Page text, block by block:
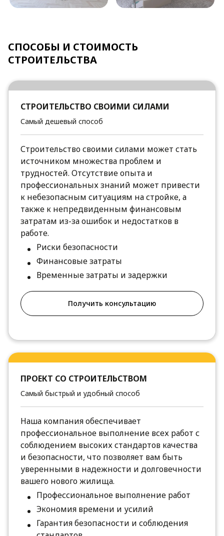
СПОСОБЫ И СТОИМОСТЬ
СТРОИТЕЛЬСТВА
СТРОИТЕЛЬСТВО СВОИМИ СИЛАМИ
Самый дешевый способ
Строительство своими силами может стать
источником множества проблем и
трудностей. Отсутствие опыта и
профессиональных знаний может привести
к небезопасным ситуациям на стройке, а
также к непредвиденным финансовым
затратам из-за ошибок и недостатков в
работе.
Риски безопасности
Финансовые затраты
Временные затраты и задержки
Получить консультацию
ПРОЕКТ СО СТРОИТЕЛЬСТВОМ
Самый быстрый и удобный способ
Наша компания обеспечивает
профессиональное выполнение всех работ с
соблюдением высоких стандартов качества
и безопасности, что позволяет вам быть
уверенными в надежности и долговечности
вашего нового жилища.
Профессиональное выполнение работ
Экономия времени и усилий
Гарантия безопасности и соблюдения